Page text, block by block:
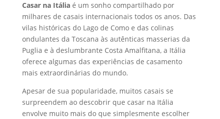
Casar na Itáliaé um sonho compartilhado por
milhares de casais internacionais todos os anos. Das
vilas históricas do Lago de Como e das colinas
ondulantes da Toscana às autênticas masserias da
Puglia e à deslumbrante Costa Amalfitana, a Itália
oferece algumas das experiências de casamento
mais extraordinárias do mundo.
Apesar de sua popularidade, muitos casais se
surpreendem ao descobrir que casar na Itália
envolve muito mais do que simplesmente escolher